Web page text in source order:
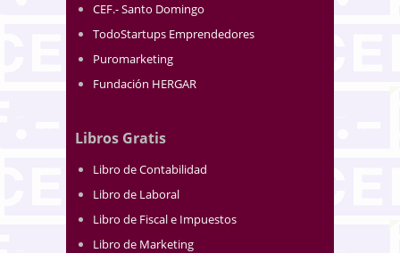
CEF.- Santo Domingo
TodoStartups Emprendedores
Puromarketing
Fundación HERGAR
Libros Gratis
Libro de Contabilidad
Libro de Laboral
Libro de Fiscal e Impuestos
Libro de Marketing